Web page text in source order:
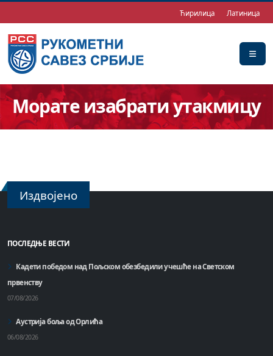
Ћирилица Латиница
Морате изабрати утакмицу
Издвојено
ПОСЛЕДЊЕ ВЕСТИ
Кадети победом над Пољском обезбедили учешће на Светском
првенству
07/08/2026
Аустрија боља од Орлића
06/08/2026